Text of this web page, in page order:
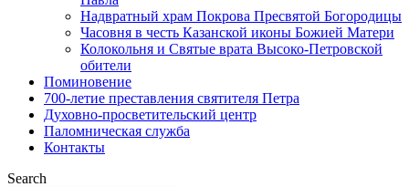
Надвратный храм Покрова Пресвятой Богородицы
Часовня в честь Казанской иконы Божией Матери
Колокольня и Святые врата Высоко-Петровской
обители
Поминовение
700-летие преставления святителя Петра
Духовно-просветительский центр
Паломническая служба
Контакты
Search